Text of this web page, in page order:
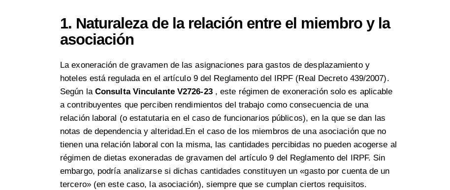
1. Naturaleza de la relación entre el miembro y la
asociación
La exoneración de gravamen de las asignaciones para gastos de desplazamiento y
hoteles está regulada en el artículo 9 del Reglamento del IRPF (Real Decreto 439/2007).
Según la Consulta Vinculante V2726-23 , este régimen de exoneración solo es aplicable
a contribuyentes que perciben rendimientos del trabajo como consecuencia de una
relación laboral (o estatutaria en el caso de funcionarios públicos), en la que se dan las
notas de dependencia y alteridad.En el caso de los miembros de una asociación que no
tienen una relación laboral con la misma, las cantidades percibidas no pueden acogerse al
régimen de dietas exoneradas de gravamen del artículo 9 del Reglamento del IRPF. Sin
embargo, podría analizarse si dichas cantidades constituyen un «gasto por cuenta de un
tercero» (en este caso, la asociación), siempre que se cumplan ciertos requisitos.